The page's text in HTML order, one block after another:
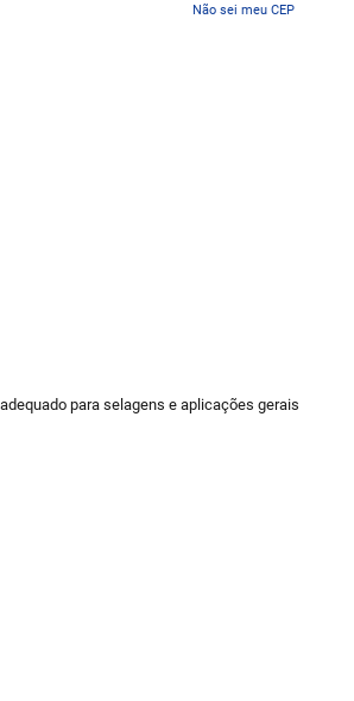
Não sei meu CEP
para selagens e aplicações gerais